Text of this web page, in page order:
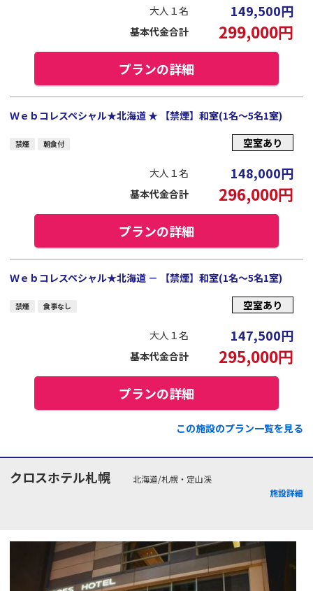
大人１名 149,500円
基本代金合計 299,000円
プランの詳細
Ｗｅｂコレスペシャル★北海道 ★ 【禁煙】和室(1名～5名1室)
禁煙 朝食付 空室あり
大人１名 148,000円
基本代金合計 296,000円
プランの詳細
Ｗｅｂコレスペシャル★北海道 － 【禁煙】和室(1名～5名1室)
禁煙 食事なし 空室あり
大人１名 147,500円
基本代金合計 295,000円
プランの詳細
この施設のプラン一覧を見る
クロスホテル札幌
北海道/札幌・定山渓
施設詳細